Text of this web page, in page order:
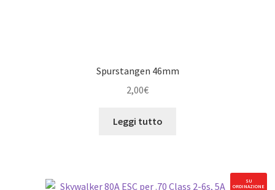
Spurstangen 46mm
2,00€
Leggi tutto
SU
ORDINAZIONE